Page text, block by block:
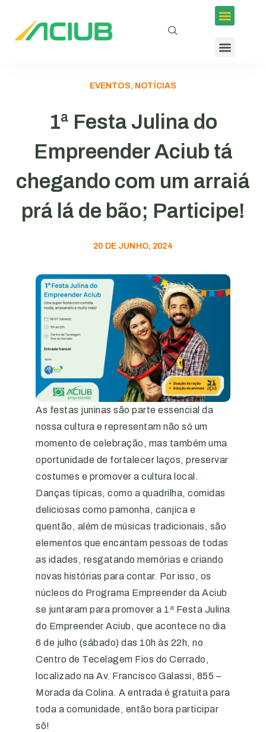
EVENTOS, NOTÍCIAS
1ª Festa Julina do
Empreender Aciub tá
chegando com um arraiá
prá lá de bão; Participe!
20 DE JUNHO, 2024
As festas juninas são parte essencial da
nossa cultura e representam não só um
momento de celebração, mas também uma
oportunidade de fortalecer laços, preservar
costumes e promover a cultura local.
Danças típicas, como a quadrilha, comidas
deliciosas como pamonha, canjica e
quentão, além de músicas tradicionais, são
elementos que encantam pessoas de todas
as idades, resgatando memórias e criando
novas histórias para contar. Por isso, os
núcleos do Programa Empreender da Aciub
se juntaram para promover a 1ª Festa Julina
do Empreender Aciub, que acontece no dia
6 de julho (sábado) das 10h às 22h, no
Centro de Tecelagem Fios do Cerrado,
localizado na Av. Francisco Galassi, 855 –
Morada da Colina. A entrada é gratuita para
toda a comunidade, então bora participar
sô!